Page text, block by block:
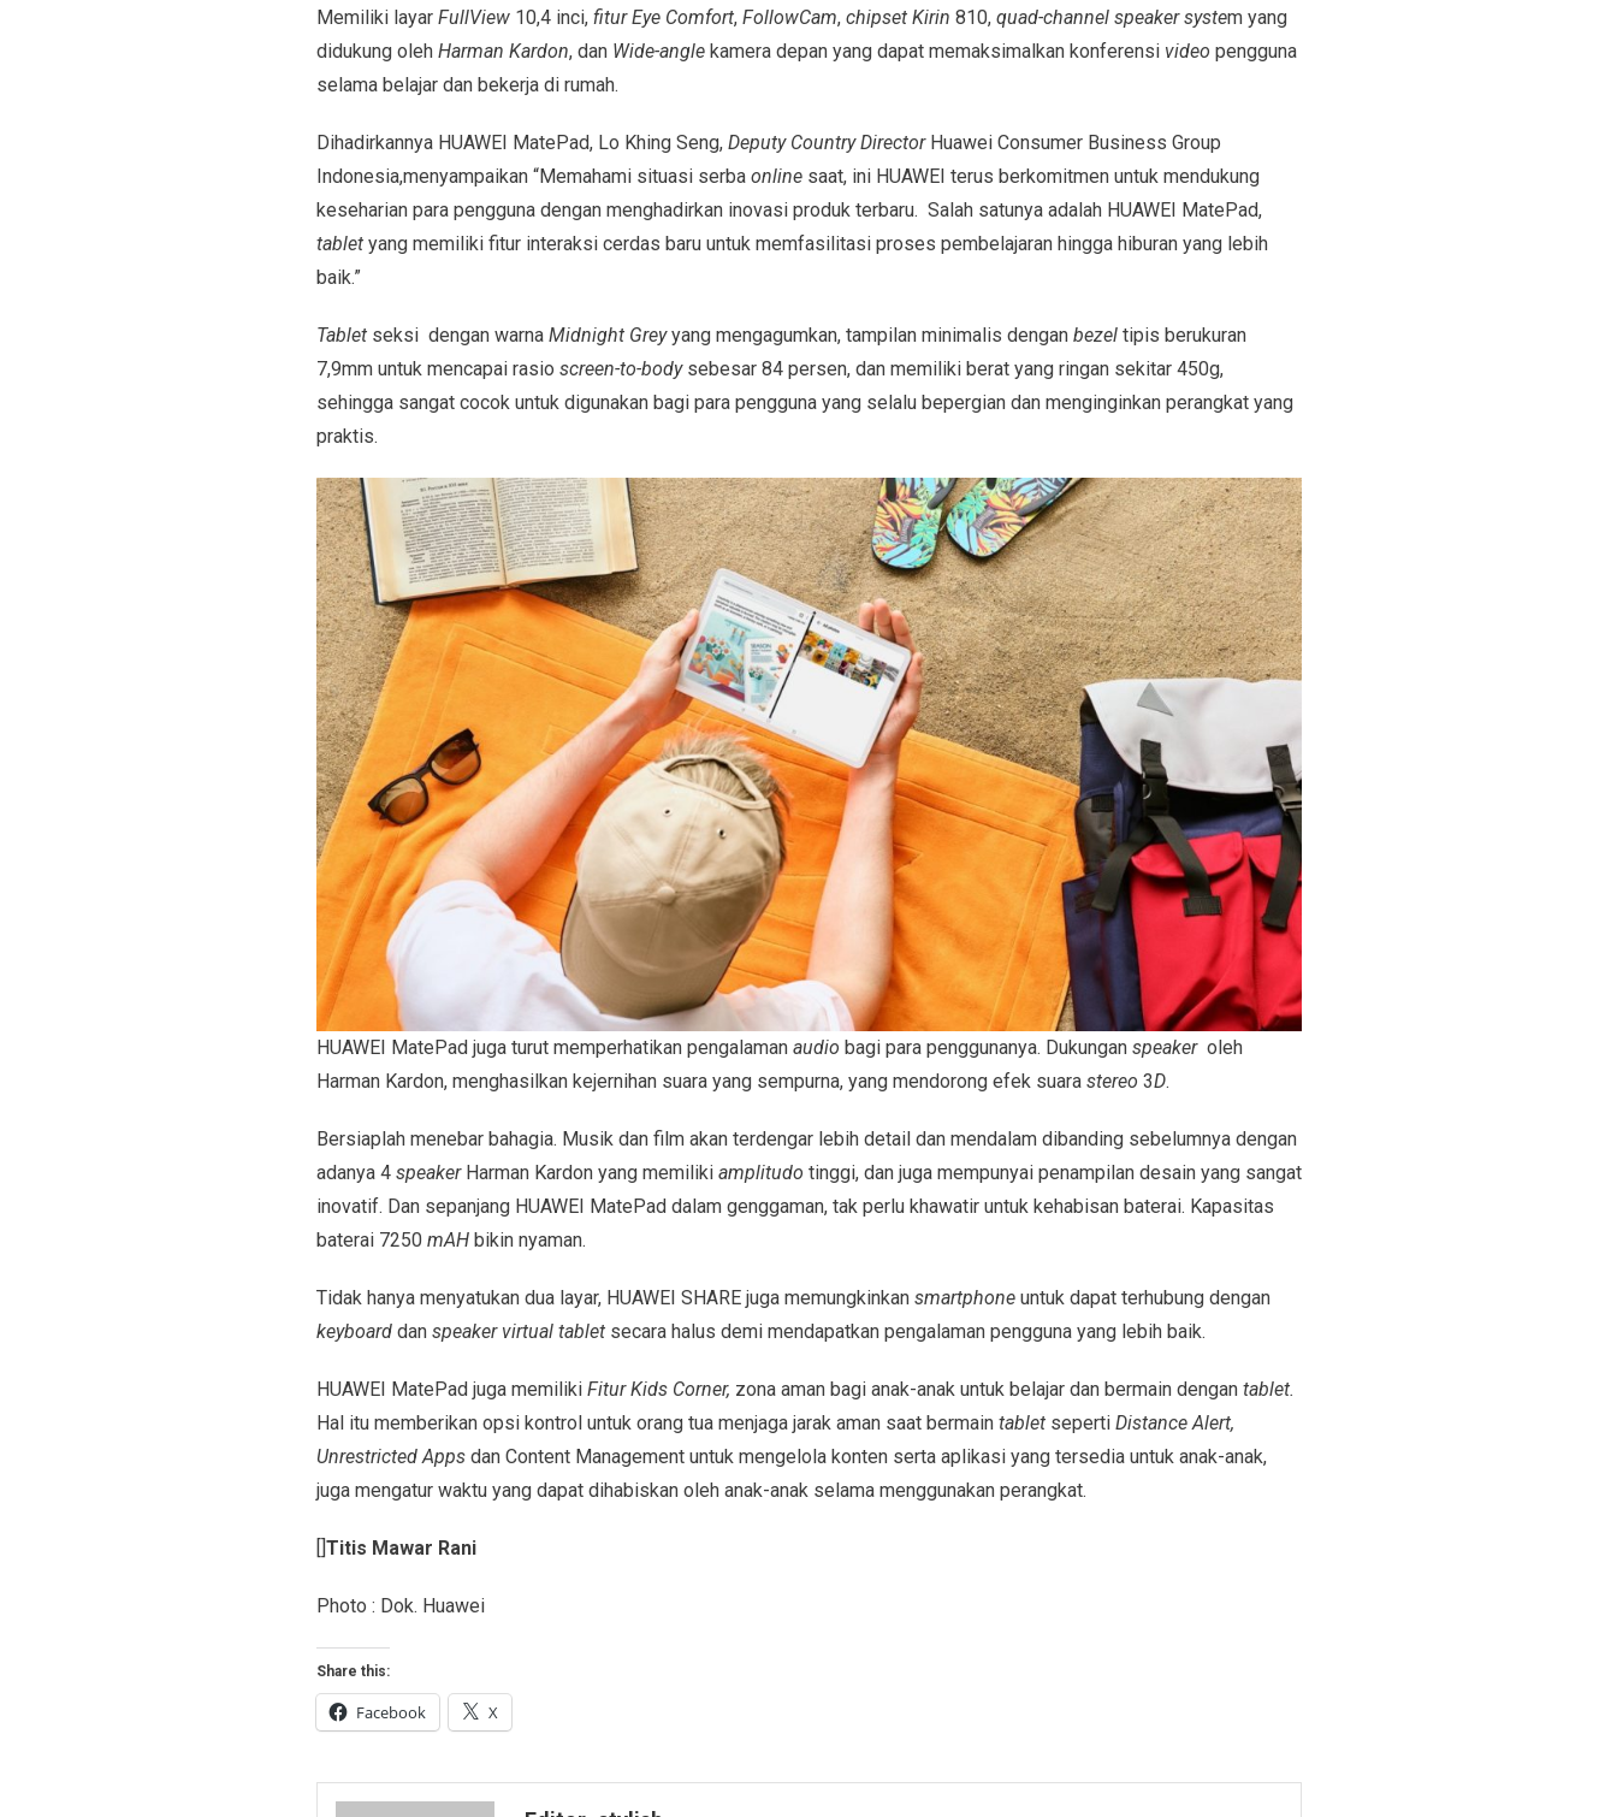
Memiliki layar FullView10,4 inci, fitur Eye Comfort, FollowCam, chipset Kirin 810, quad-channel speaker system yang
didukung oleh Harman Kardon, dan Wide-anglekamera depan yang dapat memaksimalkan konferensi video pengguna
selama belajar dan bekerja di rumah.
Dihadirkannya HUAWEI MatePad, Lo Khing Seng, Deputy Country DirectorHuawei Consumer Business Group
Indonesia,menyampaikan “Memahami situasi serba online saat, ini HUAWEI terus berkomitmen untuk mendukung
keseharian para pengguna dengan menghadirkan inovasi produk terbaru. Salah satunya adalah HUAWEI MatePad,
tabletyang memiliki fitur interaksi cerdas baru untuk memfasilitasi proses pembelajaran hingga hiburan yang lebih
baik.”
Tablet seksi dengan warna Midnight Greyyang mengagumkan, tampilan minimalis denganbezeltipis berukuran
7,9mm untuk mencapai rasio screen-to-body sebesar 84 persen, dan memiliki berat yang ringan sekitar 450g,
sehingga sangat cocok untuk digunakan bagi para pengguna yang selalu bepergian dan menginginkan perangkat yang
praktis.
HUAWEI MatePad juga turut memperhatikan pengalaman audio bagi para penggunanya. Dukungan speaker oleh
Harman Kardon, menghasilkan kejernihan suara yang sempurna, yang mendorong efek suarastereo 3D.
Bersiaplah menebar bahagia. Musik dan film akan terdengar lebih detail dan mendalam dibanding sebelumnya dengan
adanya 4 speakerHarman Kardon yang memiliki amplitudo tinggi, dan juga mempunyai penampilan desain yang sangat
inovatif. Dan sepanjang HUAWEI MatePad dalam genggaman, tak perlu khawatir untuk kehabisan baterai. Kapasitas
baterai 7250 mAHbikin nyaman.
Tidak hanya menyatukan dua layar, HUAWEI SHARE juga memungkinkan smartphoneuntuk dapat terhubung dengan
keyboarddan speaker virtual tabletsecara halus demi mendapatkan pengalaman pengguna yang lebih baik.
HUAWEI MatePad juga memiliki Fitur Kids Corner, zona aman bagi anak-anak untuk belajar dan bermain dengan tablet.
Hal itu memberikan opsi kontrol untuk orang tua menjaga jarak aman saat bermain tabletseperti Distance Alert,
Unrestricted Appsdan Content Management untuk mengelola konten serta aplikasi yang tersedia untuk anak-anak,
juga mengatur waktu yang dapat dihabiskan oleh anak-anak selama menggunakan perangkat.
Titis Mawar Rani
Photo : Dok. Huawei
Share this:
Facebook X